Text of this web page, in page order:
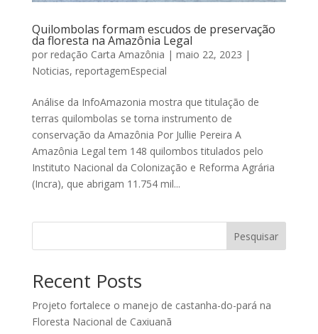
Quilombolas formam escudos de preservação
da floresta na Amazônia Legal
por redação Carta Amazônia | maio 22, 2023 |
Noticias, reportagemEspecial
Análise da InfoAmazonia mostra que titulação de
terras quilombolas se torna instrumento de
conservação da Amazônia Por Jullie Pereira A
Amazônia Legal tem 148 quilombos titulados pelo
Instituto Nacional da Colonização e Reforma Agrária
(Incra), que abrigam 11.754 mil...
Pesquisar
Recent Posts
Projeto fortalece o manejo de castanha-do-pará na
Floresta Nacional de Caxiuanã